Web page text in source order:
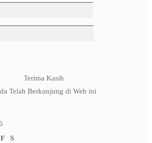
Terima Kasih
Telah Berkunjung di Web ini
F
S